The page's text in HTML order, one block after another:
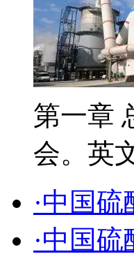
第一章
会。英
·中国
·中国